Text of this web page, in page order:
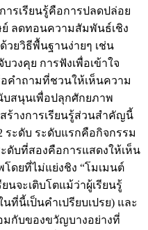
รเรียนรู้คือการปลดปล่อย
ลดทอนความสัมพันธ์เชิง
วยวิธีพื้นฐานง่ายๆ เช่น
วงคุย การฟังเพื่อเข้าใจ
คำถามที่ชวนให้เห็นความ
บสนุนเพื่อปลุกศักยภาพ
ร้างการเรียนรู้ส่วนสำคัญนี้
ระดับ ระดับแรกคือกิจกรรม
ดับที่สองคือการแสดงให้เห็น
ดยที่ไม่แย่งชิง “โมเมนต์
นจะเติบโตแม้ว่าผู้เรียนรู้
ที่นี้เป็นคำเปรียบเปรย) และ
มกับของขวัญบางอย่างที่